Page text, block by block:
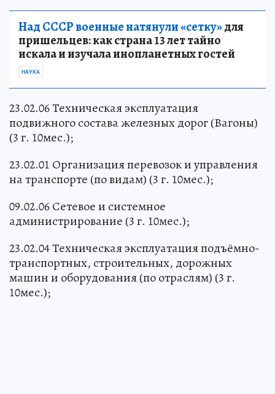
Над СССР военные натянули «сетку»для
пришельцев: как страна 13 лет тайно
искала и изучала инопланетных гостей
НАУКА
23.02.06 Техническая эксплуатация
подвижного состава железных дорог (Вагоны)
(3 г. 10мес.);
23.02.01 Организация перевозок и управления
на транспорте (по видам) (3 г. 10мес.);
09.02.06 Сетевое и системное
администрирование (3 г. 10мес.);
23.02.04 Техническая эксплуатация подъёмно-
транспортных, строительных, дорожных
машин и оборудования (по отраслям) (3 г.
10мес.);